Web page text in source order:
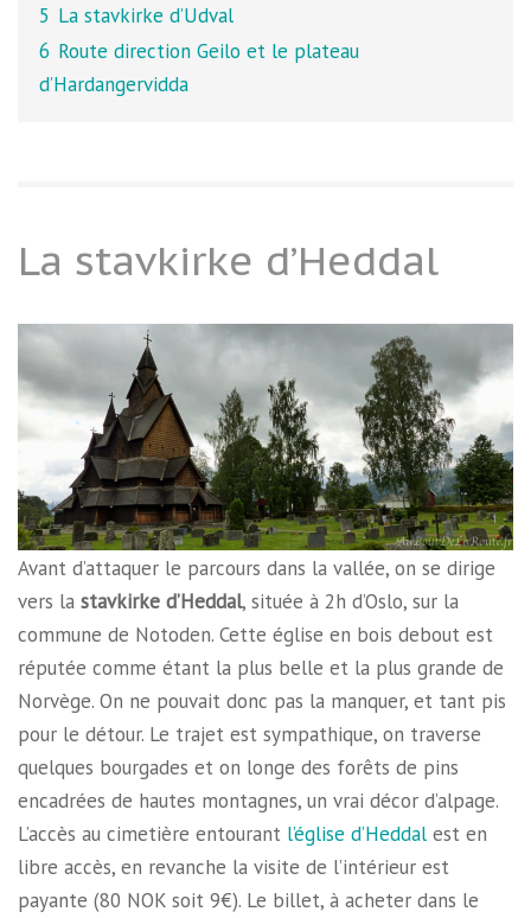
5 La stavkirke d’Udval
6 Route direction Geilo et le plateau
d’Hardangervidda
La stavkirke d’Heddal
Avant d’attaquer le parcours dans la vallée, on se dirige
vers la stavkirke d’Heddal, située à 2h d’Oslo, sur la
commune de Notoden. Cette église en bois debout est
réputée comme étant la plus belle et la plus grande de
Norvège. On ne pouvait donc pas la manquer, et tant pis
pour le détour. Le trajet est sympathique, on traverse
quelques bourgades et on longe des forêts de pins
encadrées de hautes montagnes, un vrai décor d’alpage.
L’accès au cimetière entourant l’église d’Heddal est en
libre accès, en revanche la visite de l’intérieur est
payante (80 NOK soit 9€). Le billet, à acheter dans le